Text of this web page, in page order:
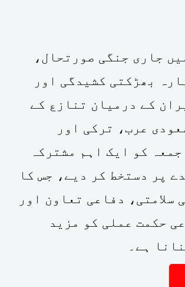
جاری جنگی صورتحال،
بھڑکتی کشیدگی اور
کے درمیان تنازع کے
عرب، ترکی اور
کو ایک اہم مشترکہ
پر دستخط کر دیے، جس کا
سلامتی، دفاعی تعاون اور
حکمت عملی کو مزید